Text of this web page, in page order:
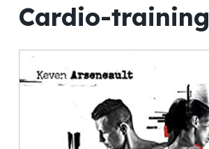
Cardio-training